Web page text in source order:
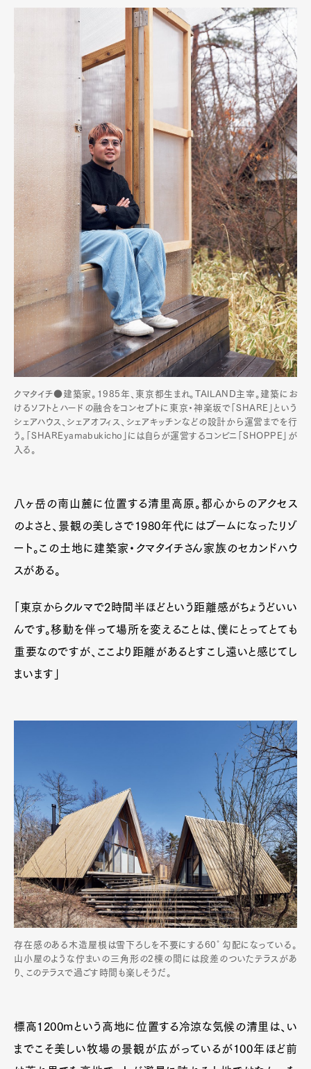
クマタイチ●建築家。1985年、東京都生まれ。TAILAND主宰。建築にお
けるソフトとハードの融合をコンセプトに東京・神楽坂で「SHARE」という
シェアハウス、シェアオフィス、シェアキッチンなどの設計から運営までを行
う。「SHAREyamabukicho」には自らが運営するコンビニ「SHOPPE」が
入る。
八ヶ岳の南山麓に位置する清里高原。都心からのアクセス
のよさと、景観の美しさで1980年代にはブームになったリゾ
ート。この土地に建築家・クマタイチさん家族のセカンドハウ
スがある。
「東京からクルマで2時間半ほどという距離感がちょうどいい
んです。移動を伴って場所を変えることは、僕にとってとても
重要なのですが、ここより距離があるとすこし遠いと感じてし
まいます」
存在感のある木造屋根は雪下ろしを不要にする60°勾配になっている。
山小屋のような佇まいの三角形の2棟の間には段差のついたテラスがあ
り、このテラスで過ごす時間も楽しそうだ。
標高1200mという高地に位置する冷涼な気候の清里は、い
までこそ美しい牧場の景観が広がっているが100年ほど前